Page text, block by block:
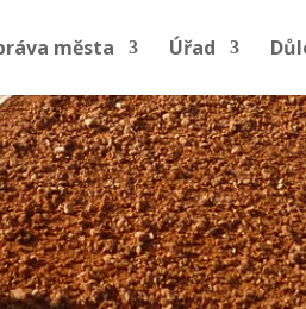
města Úřad